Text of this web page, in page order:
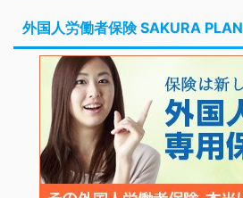
外国人労働者保険 SAKURA PLAN